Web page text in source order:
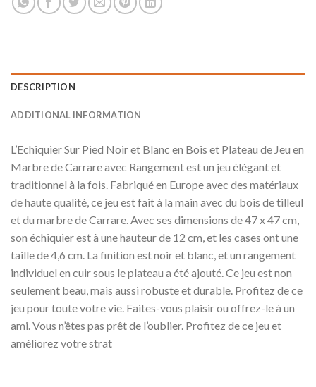
DESCRIPTION
ADDITIONAL INFORMATION
L’Echiquier Sur Pied Noir et Blanc en Bois et Plateau de Jeu en
Marbre de Carrare avec Rangement est un jeu élégant et
traditionnel à la fois. Fabriqué en Europe avec des matériaux
de haute qualité, ce jeu est fait à la main avec du bois de tilleul
et du marbre de Carrare. Avec ses dimensions de 47 x 47 cm,
son échiquier est à une hauteur de 12 cm, et les cases ont une
taille de 4,6 cm. La finition est noir et blanc, et un rangement
individuel en cuir sous le plateau a été ajouté. Ce jeu est non
seulement beau, mais aussi robuste et durable. Profitez de ce
jeu pour toute votre vie. Faites-vous plaisir ou offrez-le à un
ami. Vous n’êtes pas prêt de l’oublier. Profitez de ce jeu et
améliorez votre strat